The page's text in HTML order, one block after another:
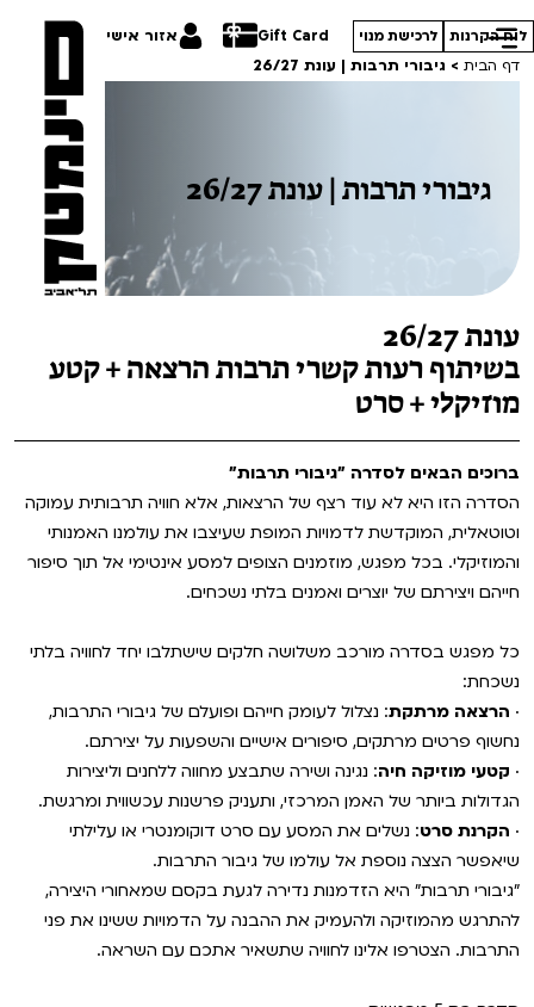
Gift Card אזור אישי לוח הקרנות לרכישת מנוי
טרום בכורה
חדשים
סרט פלוס
לילדים ולכל המשפחה
הקרנות על פופים
מועדון אנגלית לקטנטנים
מועדון אנגלית לכל המשפחה
שלישי בשלייקס
אפטר בסינמטק
Teen Screen
קולנוע ישראלי
תכניות מיוחדות
במראה הישראלית
מחווה לג'ון קסאווטס
סיפורי קיץ
מחווה לקסבייה דולאן
סינמטק קאלט על הגג 2026
נבחרי דוקאביב 2026
אירועים מיוחדים
הגלריה
סדרות עונת 26/27
קורסים
ההזמנות שלי
VOD
לאזור האישי
Gift Card
צור קשר
דף הבית > גיבורי תרבות | עונת 26/27
גיבורי תרבות | עונת 26/27
עונת 26/27
בשיתוף רעות קשרי תרבות הרצאה + קטע
מוזיקלי + סרט
ברוכים הבאים לסדרה "גיבורי תרבות"
הסדרה הזו היא לא עוד רצף של הרצאות, אלא חוויה תרבותית עמוקה
וטוטאלית, המוקדשת לדמויות המופת שעיצבו את עולמנו האמנותי
והמוזיקלי. בכל מפגש, מוזמנים הצופים למסע אינטימי אל תוך סיפור
חייהם ויצירתם של יוצרים ואמנים בלתי נשכחים.
כל מפגש בסדרה מורכב משלושה חלקים שישתלבו יחד לחוויה בלתי
נשכחת:
· הרצאה מרתקת: נצלול לעומק חייהם ופועלם של גיבורי התרבות,
נחשוף פרטים מרתקים, סיפורים אישיים והשפעות על יצירתם.
· קטעי מוזיקה חיה: נגינה ושירה שתבצע מחווה ללחנים וליצירות
הגדולות ביותר של האמן המרכזי, ותעניק פרשנות עכשווית ומרגשת.
· הקרנת סרט: נשלים את המסע עם סרט דוקומנטרי או עלילתי
שיאפשר הצצה נוספת אל עולמו של גיבור התרבות.
"גיבורי תרבות" היא הזדמנות נדירה לגעת בקסם שמאחורי היצירה,
להתרגש מהמוזיקה ולהעמיק את ההבנה על הדמויות ששינו את פני
התרבות. הצטרפו אלינו לחוויה שתשאיר אתכם עם השראה.